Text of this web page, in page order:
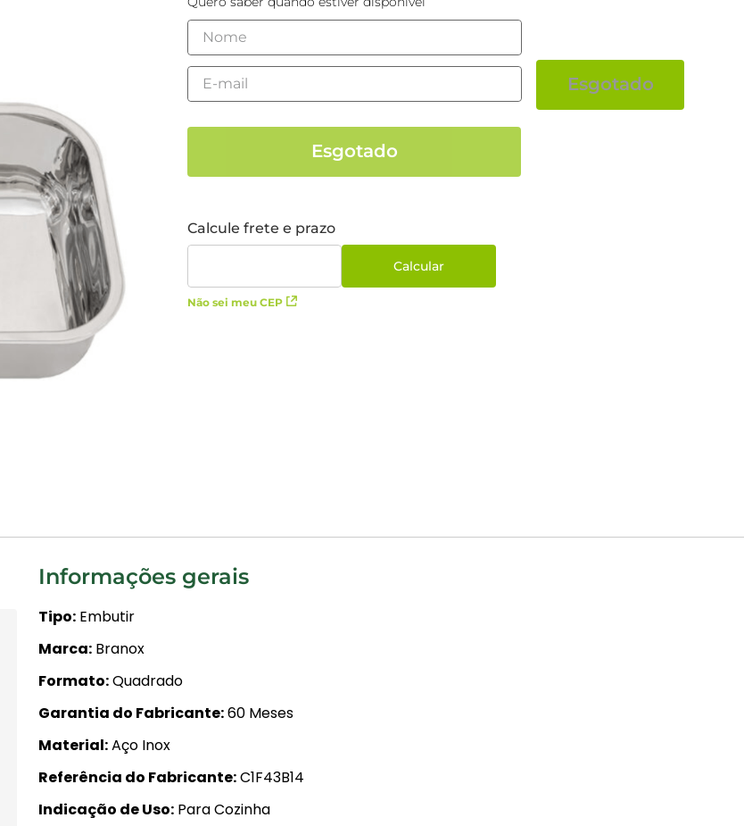
Esgotado
Não sei meu CEP
Informações gerais
Tipo Embutir
Marca Branox
Formato Quadrado
Garantia do Fabricante 60 Meses
Material Aço Inox
Referência do Fabricante C1F43B14
Indicação de Uso Para Cozinha